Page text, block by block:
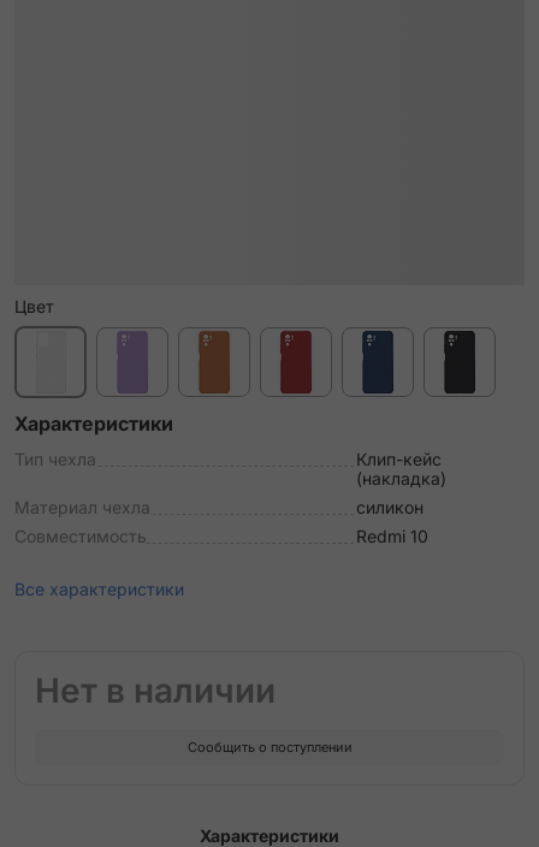
Цвет
Характеристики
Тип чехла
Клип-кейс
(накладка)
Материал чехла
силикон
Совместимость
Redmi 10
Все характеристики
Нет в наличии
Сообщить о поступлении
Характеристики